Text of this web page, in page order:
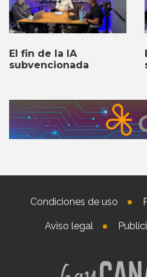
El fin de la IA
subvencionada
Condiciones de uso
Aviso legal